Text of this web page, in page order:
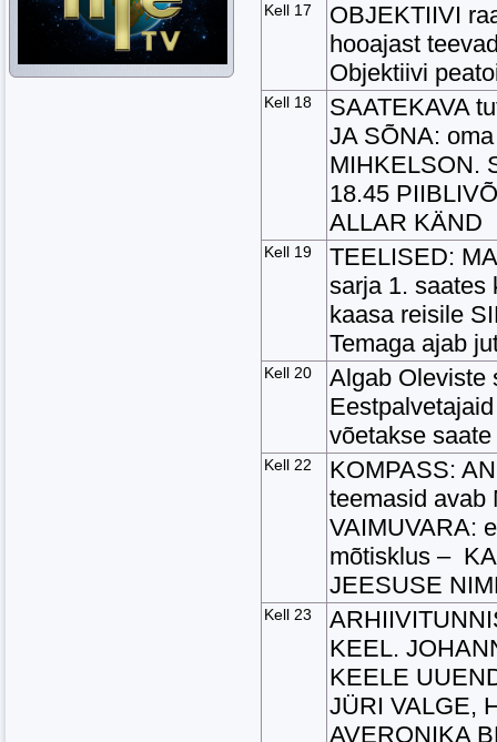
Kell 17
OBJEKTIIVI
hooajast
Objektiivi
Kell 18
SAATEKAVA
JA SÕNA:
MIHKELSON.
18.45
ALLAR KÄND
Kell 19
TEELISED:
sarja 1. saates
kaasa reisile
Temaga ajab
Kell 20
Algab Oleviste
võetakse
Kell 22
KOMPASS:
teemasid avab
VAIMUVARA:
mõtisklus –
JEESUSE
Kell 23
KEEL.
KEELE
JÜRI VALGE,
AVERONIKA